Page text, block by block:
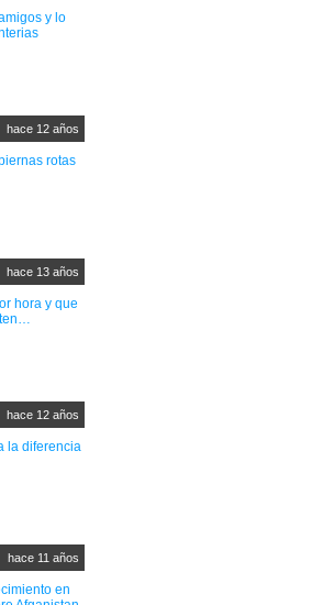
hace 12 años
hace 13 años
hace 12 años
hace 11 años